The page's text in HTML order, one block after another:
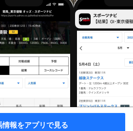
情報をアプリで見る